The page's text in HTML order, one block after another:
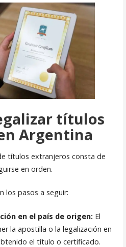
títulos
Argentina
títulos extranjeros consta de
en orden.
los pasos a seguir:
en el país de origen: El
la apostilla o la legalización en
el título o certificado.